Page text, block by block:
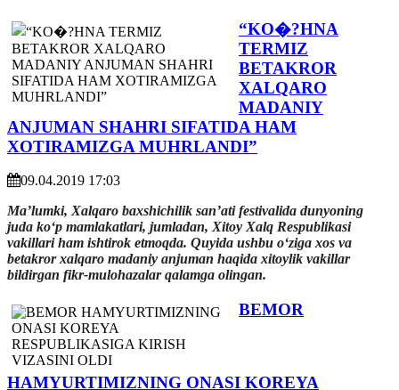
“KO�?HNA
TERMIZ
BETAKROR
XALQARO
MADANIY
ANJUMAN SHAHRI SIFATIDA HAM
XOTIRAMIZGA MUHRLANDI”
09.04.2019 17:03
Ma’lumki, Xalqaro baxshichilik san’ati festivalida dunyoning
juda ko‘p mamlakatlari, jumladan, Xitoy Xalq Respublikasi
vakillari ham ishtirok etmoqda. Quyida ushbu o‘ziga xos va
betakror xalqaro madaniy anjuman haqida xitoylik vakillar
bildirgan fikr-mulohazalar qalamga olingan.
BEMOR
HAMYURTIMIZNING ONASI KOREYA